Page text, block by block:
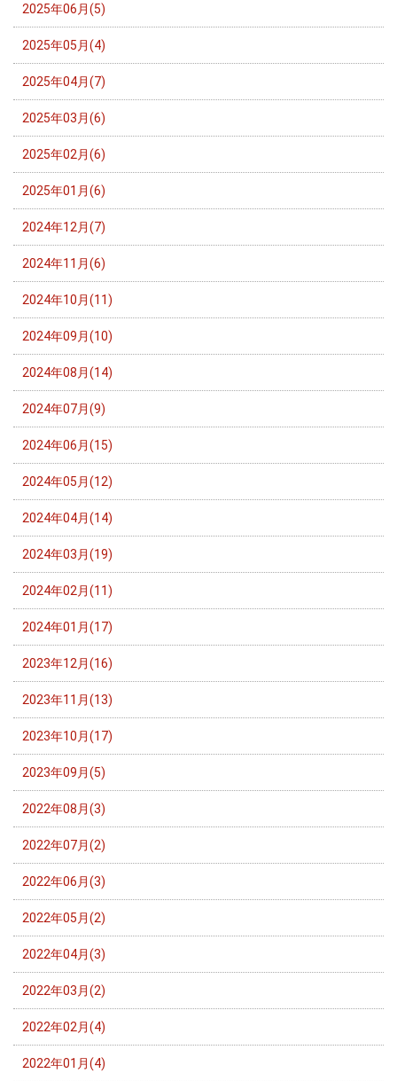
2025年06月(5)
2025年05月(4)
2025年04月(7)
2025年03月(6)
2025年02月(6)
2025年01月(6)
2024年12月(7)
2024年11月(6)
2024年10月(11)
2024年09月(10)
2024年08月(14)
2024年07月(9)
2024年06月(15)
2024年05月(12)
2024年04月(14)
2024年03月(19)
2024年02月(11)
2024年01月(17)
2023年12月(16)
2023年11月(13)
2023年10月(17)
2023年09月(5)
2022年08月(3)
2022年07月(2)
2022年06月(3)
2022年05月(2)
2022年04月(3)
2022年03月(2)
2022年02月(4)
2022年01月(4)